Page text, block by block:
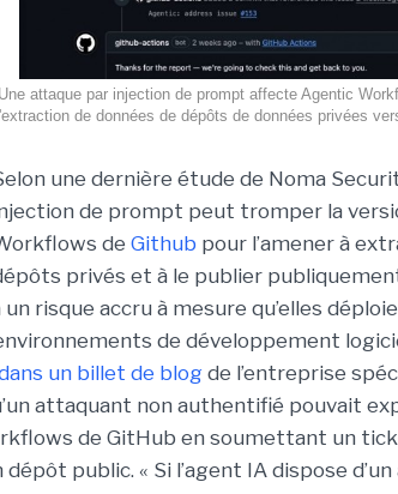
Une attaque par injection de prompt affecte Agentic
l'extraction de données de dépôts de données privées
une dernière étude de Noma
de prompt peut tromper la
de Github pour l’amener à
privés et à le publier
risque accru à mesure qu’elles
de développement
un billet de blogde l’entreprise
attaquant non authentifié pouvait
de GitHub en soumettant un
public. « Si l’agent IA dispose